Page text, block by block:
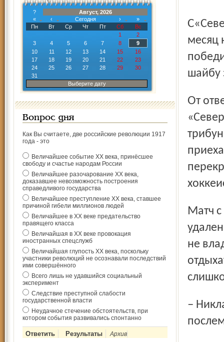
?
Август, 2026
«
‹ Сегодня ›
»
Пн
Вт Ср Чт Пт Сб
Вс
1
2
3
4 5 6 7 8
9
10
11 12 13 14 15
16
17
18 19 20 21 22
23
24
25 26 27 28 29
30
31
Выберите дату
Вопрос дня
Как Вы считаете, две российские революции 1917
года - это
Величайшее событие ХХ века, принёсшее
свободу и счастье народам России
Величайшее разочарование ХХ века,
доказавшее невозможность построения
справедливого государства
Величайшее преступление ХХ века, ставшее
причиной гибели миллионов людей
Величайшее в ХХ веке предательство
правящего класса
Величайшая в ХХ веке провокация
иностранных спецслужб
Величайшая глупость ХХ века, поскольку
участники революций не осознавали последствий
ими совершённого
Всего лишь не удавшийся социальный
эксперимент
Следствие преступной слабости
государственной власти
Неудачное стечение обстоятельств, при
котором события развивались спонтанно
Архив
С«Северсталью» ярославские хоккеисты встречались
месяц
шайбу
От ответного поединка в Ярославле болельщики
Матч с «Северсталью» для «Локомотива» начался с
не
– Никлас сегодня плохо двигался, – сказал на